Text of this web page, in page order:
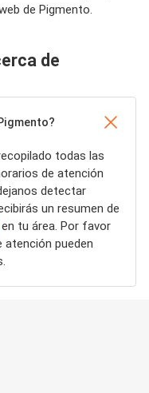
de Pigmento.
de
todas las
de atención
detectar
un resumen de
en tu área. Por favor
atención pueden